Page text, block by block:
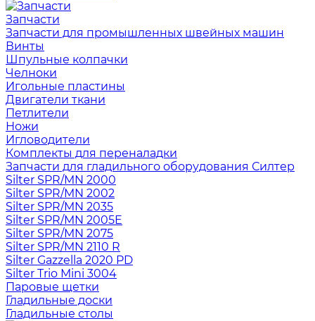
Запчасти
Запчасти для промышленных швейных машин
Винты
Шпульные колпачки
Челноки
Игольные пластины
Двигатели ткани
Петлители
Ножи
Игловодители
Комплекты для переналадки
Запчасти для гладильного оборудования Силтер
Silter SPR/MN 2000
Silter SPR/MN 2002
Silter SPR/MN 2035
Silter SPR/MN 2005E
Silter SPR/MN 2075
Silter SPR/MN 2110 R
Silter Gazzella 2020 PD
Silter Trio Mini 3004
Паровые щетки
Гладильные доски
Гладильные столы